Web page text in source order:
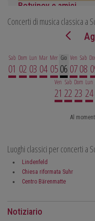
Botvinov e amici
5 ottobre, Kleine
Opere di Sergei
Concerti di musica classica a
Sab
01
Dom
02
Lun
03
Mar
04
Mer
05
Gio
06
Ven
07
Sab
08
Ven
21
Sab
22
Dom
23
Lun
24
Al
Luoghi classici per concerti a
Lindenfeld
Chiesa riformata Suhr
Centro Bärenmatte
Notiziario